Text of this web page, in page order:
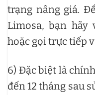
trạng nâng giá.
Limosa, bạn hãy
hoặc gọi trực tiếp
6) Đặc biệt là
đến 12 tháng sau